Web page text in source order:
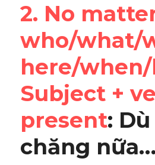
2. No
who/what/
here/when/
Subject +
present:
chăng nữa…